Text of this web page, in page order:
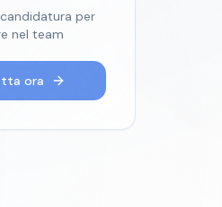
per
nel team
ora